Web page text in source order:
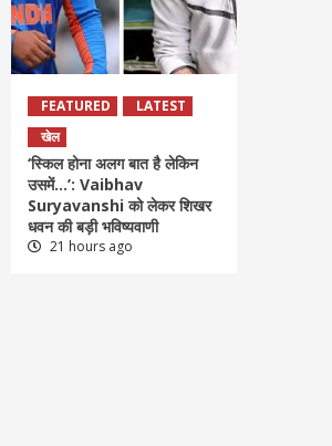
FEATURED
LATEST
खेल
‘स्किल होना अलग बात है लेकिन
उसमें…’: Vaibhav
Suryavanshi को लेकर शिखर
धवन की बड़ी भविष्यवाणी
21 hours ago